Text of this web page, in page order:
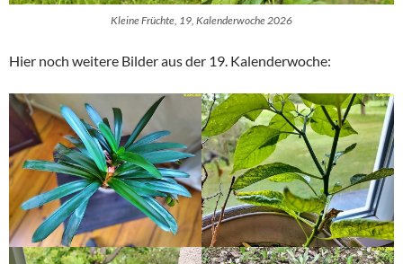
Kleine Früchte, 19, Kalenderwoche 2026
Hier noch weitere Bilder aus der 19. Kalenderwoche: